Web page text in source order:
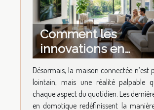
Comment les
innovations en
domotique
transforment-elles
quotidien ?
Désormais, la maison connectée n’est
lointain, mais une réalité palpable
chaque aspect du quotidien. Les
en domotique redéfinissent la